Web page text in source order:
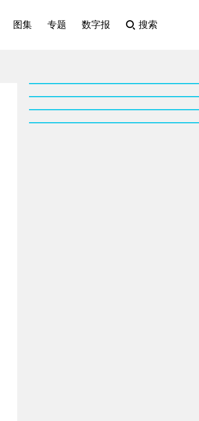
图集 专题 数字报 搜索